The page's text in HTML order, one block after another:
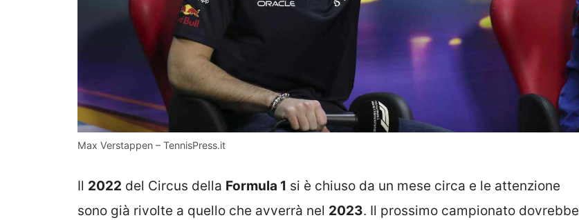
Max Verstappen – TennisPress.it
Il 2022 del Circus della Formula 1 si è chiuso da un mese circa e le attenzione
sono già rivolte a quello che avverrà nel 2023. Il prossimo campionato dovrebbe